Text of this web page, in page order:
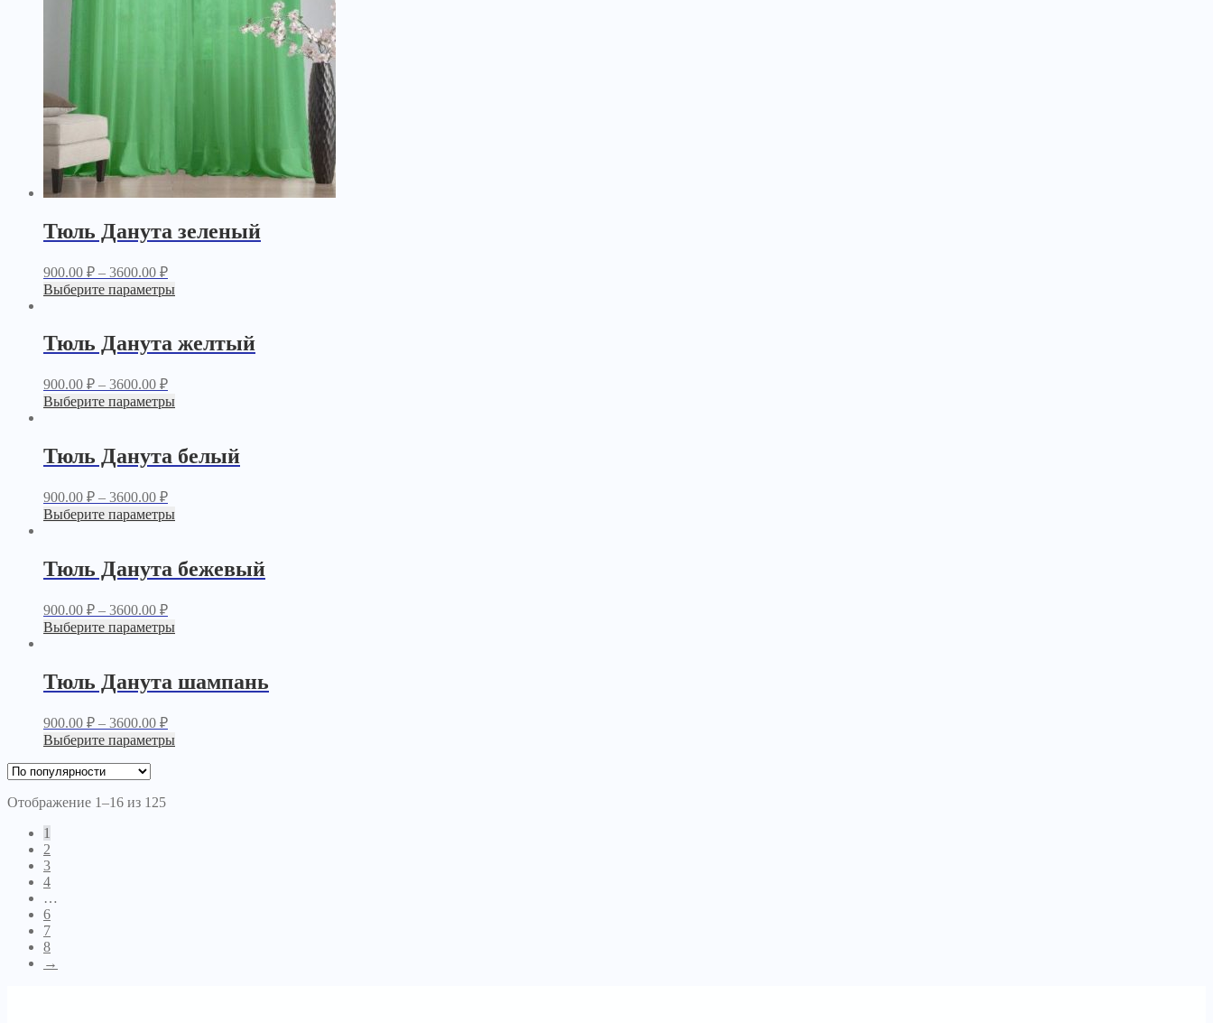
Тюль Данута зеленый
900.00 ₽ – 3600.00 ₽
Выберите параметры
Тюль Данута желтый
900.00 ₽ – 3600.00 ₽
Выберите параметры
Тюль Данута белый
900.00 ₽ – 3600.00 ₽
Выберите параметры
Тюль Данута бежевый
900.00 ₽ – 3600.00 ₽
Выберите параметры
Тюль Данута шампань
900.00 ₽ – 3600.00 ₽
Выберите параметры
Отображение 1–16 из 125
1
2
3
4
…
6
7
8
→